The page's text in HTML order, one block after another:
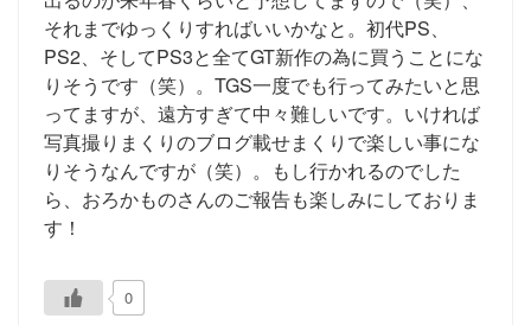
それまでゆっくりすればいいかなと。初代PS、
PS2、そしてPS3と全てGT新作の為に買うことにな
りそうです（笑）。TGS一度でも行ってみたいと思
ってますが、遠方すぎて中々難しいです。いければ
写真撮りまくりのブログ載せまくりで楽しい事にな
りそうなんですが（笑）。もし行かれるのでした
ら、おろかものさんのご報告も楽しみにしておりま
す！
0